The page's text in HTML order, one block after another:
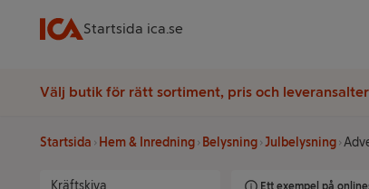
Startsida ica.se
Välj butik för rätt sortiment, pris och
Startsida Hem & Inredning Belysning Julbelysning
Kräftskiva Ett exempel på